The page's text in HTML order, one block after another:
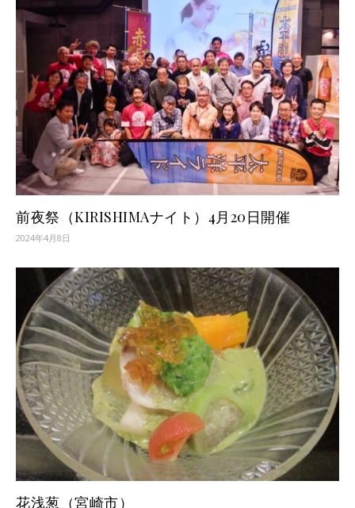
前夜祭（KIRISHIMAナイト）4月20日開催
2024年4月8日
花浅葱（宮崎市）